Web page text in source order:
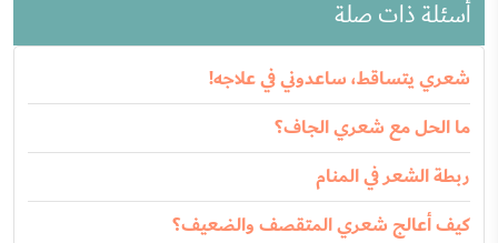
أسئلة ذات صلة
شعري يتساقط، ساعدوني في علاجه!
ما الحل مع شعري الجاف؟
ربطة الشعر في المنام
كيف أعالج شعري المتقصف والضعيف؟